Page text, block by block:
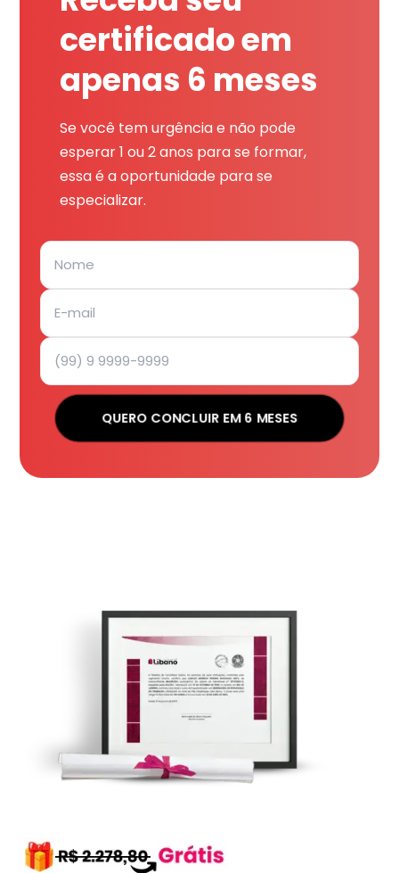
certificado em
apenas 6 meses
Se você tem urgência e não pode
esperar 1 ou 2 anos para se formar,
essa é a oportunidade para se
especializar.
QUERO CONCLUIR EM 6 MESES